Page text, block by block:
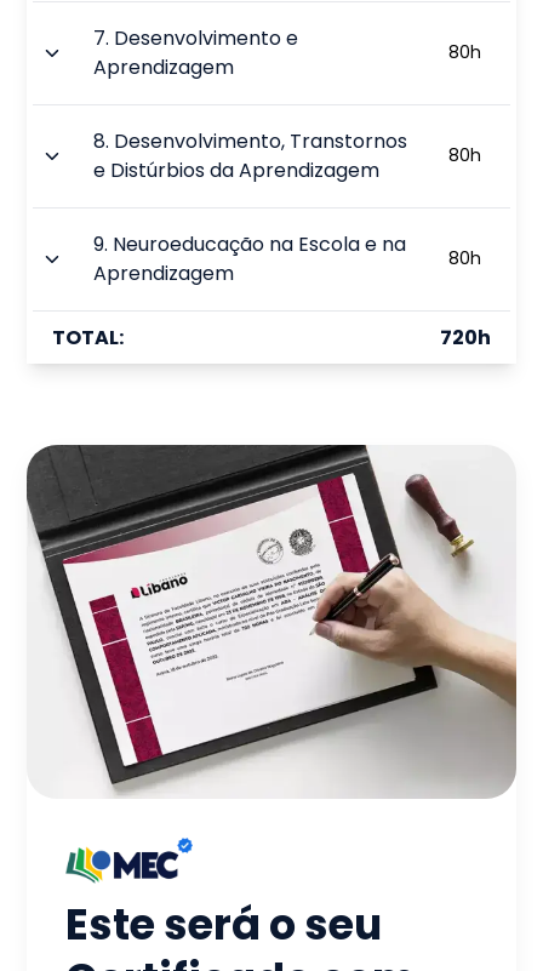
7. Desenvolvimento e
Aprendizagem
80h
8. Desenvolvimento, Transtornos
e Distúrbios da Aprendizagem
80h
9. Neuroeducação na Escola e na
Aprendizagem
80h
TOTAL: 720h
Este será o seu